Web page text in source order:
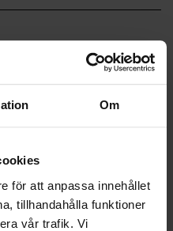
Om
för att anpassa innehållet
tillhandahålla funktioner
vår trafik. Vi